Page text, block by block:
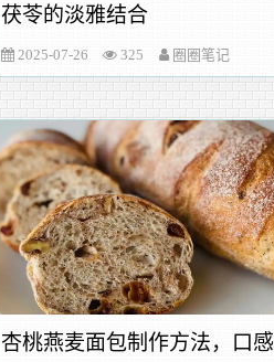
茯苓的淡雅结合
2025-07-26 325 圈圈笔记
杏桃燕麦面包制作方法，口感